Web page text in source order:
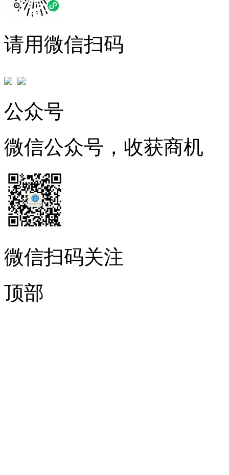
请用微信扫码
公众号
微信公众号，收获商机
微信扫码关注
顶部